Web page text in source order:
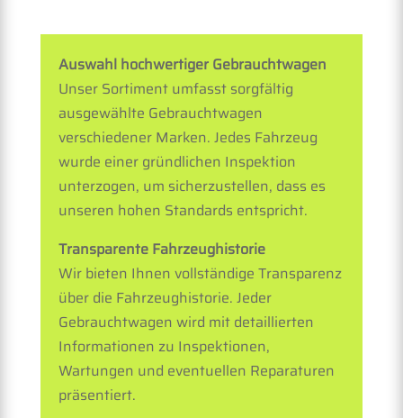
Auswahl hochwertiger Gebrauchtwagen
Unser Sortiment umfasst sorgfältig
ausgewählte Gebrauchtwagen
verschiedener Marken. Jedes Fahrzeug
wurde einer gründlichen Inspektion
unterzogen, um sicherzustellen, dass es
unseren hohen Standards entspricht.
Transparente Fahrzeughistorie
Wir bieten Ihnen vollständige Transparenz
über die Fahrzeughistorie. Jeder
Gebrauchtwagen wird mit detaillierten
Informationen zu Inspektionen,
Wartungen und eventuellen Reparaturen
präsentiert.